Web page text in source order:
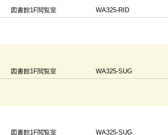
図書館1F閲覧室 WA325-RID
図書館1F閲覧室 WA325-SUG
図書館1F閲覧室 WA325-SUG